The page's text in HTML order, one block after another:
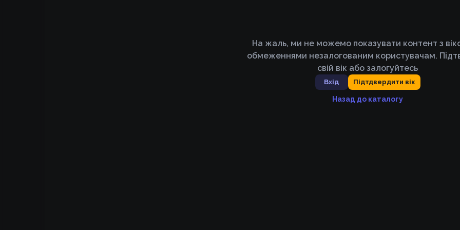
На жаль, ми не можемо показувати контент з
обмеженнями незалогованим користувачам.
свій вік або залогуйтесь
Вхід Підтдвердити вік
Назад до каталогу